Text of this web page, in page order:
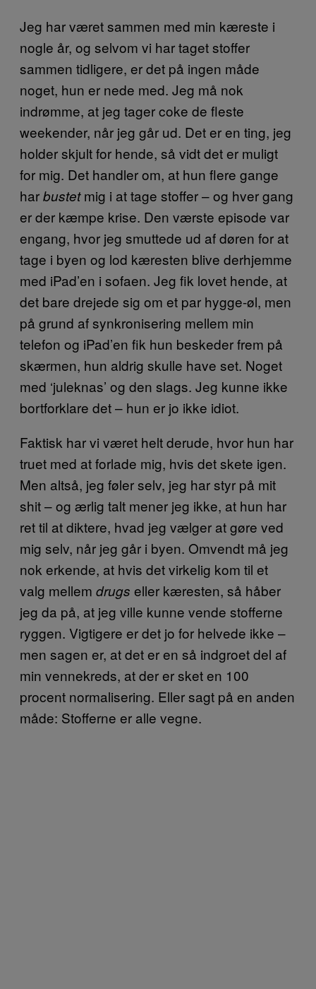
Jeg har været sammen med min kæreste i
nogle år, og selvom vi har taget stoffer
sammen tidligere, er det på ingen måde
noget, hun er nede med. Jeg må nok
indrømme, at jeg tager coke de fleste
weekender, når jeg går ud. Det er en ting, jeg
holder skjult for hende, så vidt det er muligt
for mig. Det handler om, at hun flere gange
harbustetmig i at tage stoffer – og hver gang
er der kæmpe krise. Den værste episode var
engang, hvor jeg smuttede ud af døren for at
tage i byen og lod kæresten blive derhjemme
med iPad’en i sofaen. Jeg fik lovet hende, at
det bare drejede sig om et par hygge-øl, men
på grund af synkronisering mellem min
telefon og iPad’en fik hun beskeder frem på
skærmen, hun aldrig skulle have set. Noget
med ‘juleknas’ og den slags. Jeg kunne ikke
bortforklare det – hun er jo ikke idiot.
Faktisk har vi været helt derude, hvor hun har
truet med at forlade mig, hvis det skete igen.
Men altså, jeg føler selv, jeg har styr på mit
shit – og ærlig talt mener jeg ikke, at hun har
ret til at diktere, hvad jeg vælger at gøre ved
mig selv, når jeg går i byen. Omvendt må jeg
nok erkende, at hvis det virkelig kom til et
valg mellem drugs eller kæresten, så håber
jeg da på, at jeg ville kunne vende stofferne
ryggen. Vigtigere er det jo for helvede ikke –
men sagen er, at det er en så indgroet del af
min vennekreds, at der er sket en 100
procent normalisering. Eller sagt på en anden
måde: Stofferne er alle vegne.